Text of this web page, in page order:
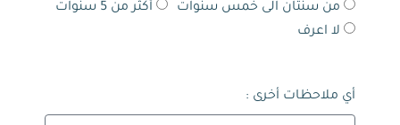
من سنتان الى خمس سنوات
أكثر من 5 سنوات
لا اعرف
أي ملاحظات أخرى :